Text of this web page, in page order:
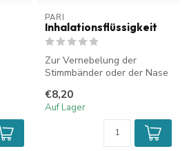
PARI
Inhalationsflüssigkeit
Zur Vernebelung der
Stimmbänder oder der Nase
sterile K...
€8,20
Auf Lager